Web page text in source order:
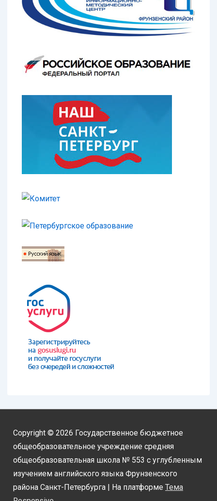
Copyright © 2026 Государственное бюджетное
общеобразовательное учреждение средняя
общеобразовательная школа № 553 с углубленным
изучением английского языка Фрунзенского
района Санкт-Петербурга | На платформе Тема